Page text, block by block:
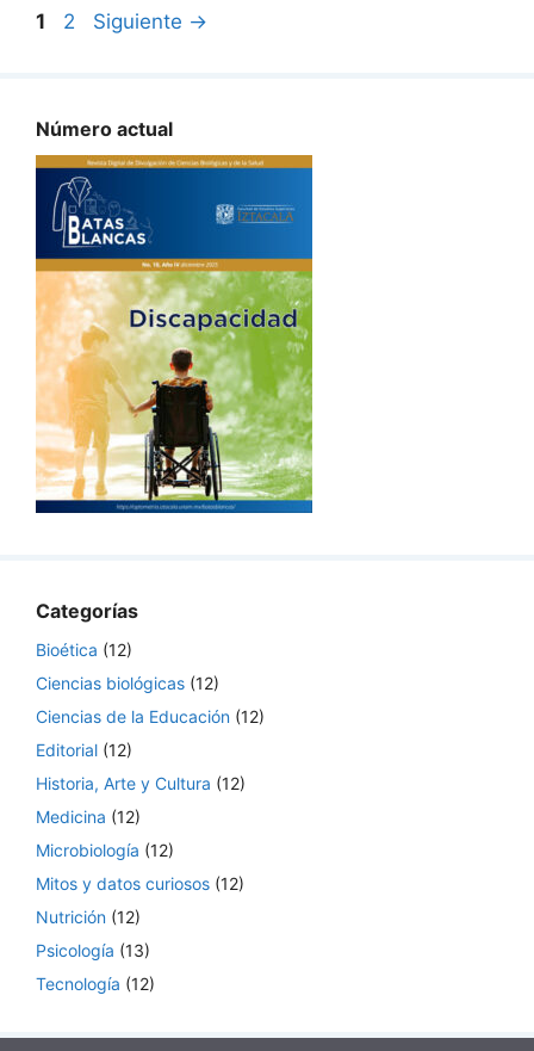
Página
1 Página
2 Siguiente →
Número actual
Categorías
Bioética (12)
Ciencias biológicas (12)
Ciencias de la Educación (12)
Editorial (12)
Historia, Arte y Cultura (12)
Medicina (12)
Microbiología (12)
Mitos y datos curiosos (12)
Nutrición (12)
Psicología (13)
Tecnología (12)